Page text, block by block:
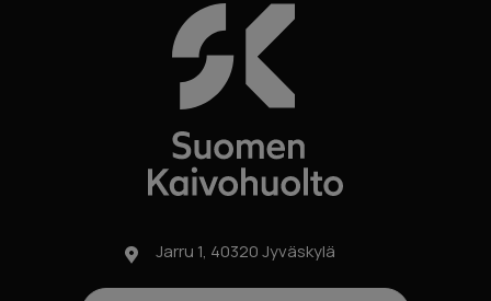
Jarru 1, 40320 Jyväskylä